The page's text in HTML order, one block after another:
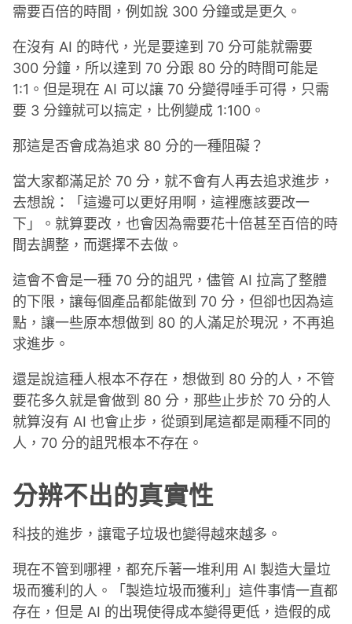
需要百倍的時間，例如說 300 分鐘或是更久。
在沒有 AI 的時代，光是要達到 70 分可能就需要
300 分鐘，所以達到 70 分跟 80 分的時間可能是
1:1。但是現在 AI 可以讓 70 分變得唾手可得，只需
要 3 分鐘就可以搞定，比例變成 1:100。
那這是否會成為追求 80 分的一種阻礙？
當大家都滿足於 70 分，就不會有人再去追求進步，
去想說：「這邊可以更好用啊，這裡應該要改一
下」。就算要改，也會因為需要花十倍甚至百倍的時
間去調整，而選擇不去做。
這會不會是一種 70 分的詛咒，儘管 AI 拉高了整體
的下限，讓每個產品都能做到 70 分，但卻也因為這
點，讓一些原本想做到 80 的人滿足於現況，不再追
求進步。
還是說這種人根本不存在，想做到 80 分的人，不管
要花多久就是會做到 80 分，那些止步於 70 分的人
就算沒有 AI 也會止步，從頭到尾這都是兩種不同的
人，70 分的詛咒根本不存在。
分辨不出的真實性
科技的進步，讓電子垃圾也變得越來越多。
現在不管到哪裡，都充斥著一堆利用 AI 製造大量垃
圾而獲利的人。「製造垃圾而獲利」這件事情一直都
存在，但是 AI 的出現使得成本變得更低，造假的成